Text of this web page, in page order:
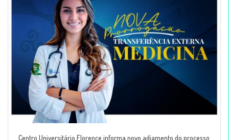
Centro Universitário Florence informa novo adiamento do processo